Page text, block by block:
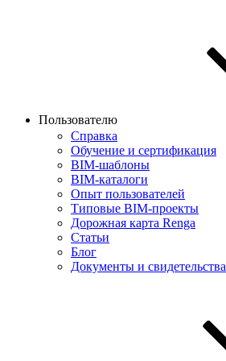
Пользователю
Справка
Обучение и сертификация
BIM-шаблоны
BIM-каталоги
Опыт пользователей
Типовые BIM-проекты
Дорожная карта Renga
Статьи
Блог
Документы и свидетельства